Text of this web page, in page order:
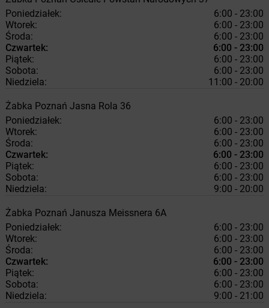
Poniedziałek:
6:00 - 23:00
Wtorek:
6:00 - 23:00
Środa:
6:00 - 23:00
Czwartek:
6:00 - 23:00
Piątek:
6:00 - 23:00
Sobota:
6:00 - 23:00
Niedziela:
11:00 - 20:00
Żabka Poznań Jasna Rola 36
Poniedziałek:
6:00 - 23:00
Wtorek:
6:00 - 23:00
Środa:
6:00 - 23:00
Czwartek:
6:00 - 23:00
Piątek:
6:00 - 23:00
Sobota:
6:00 - 23:00
Niedziela:
9:00 - 20:00
Żabka Poznań Janusza Meissnera 6A
Poniedziałek:
6:00 - 23:00
Wtorek:
6:00 - 23:00
Środa:
6:00 - 23:00
Czwartek:
6:00 - 23:00
Piątek:
6:00 - 23:00
Sobota:
6:00 - 23:00
Niedziela:
9:00 - 21:00